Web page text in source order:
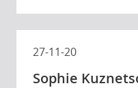
27-11-20
Sophie